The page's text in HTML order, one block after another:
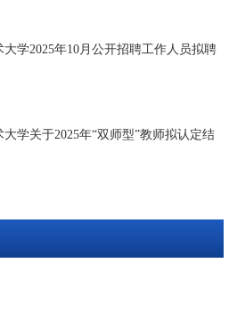
学2025年10月公开招聘工作人员拟聘
学关于2025年“双师型”教师拟认定结